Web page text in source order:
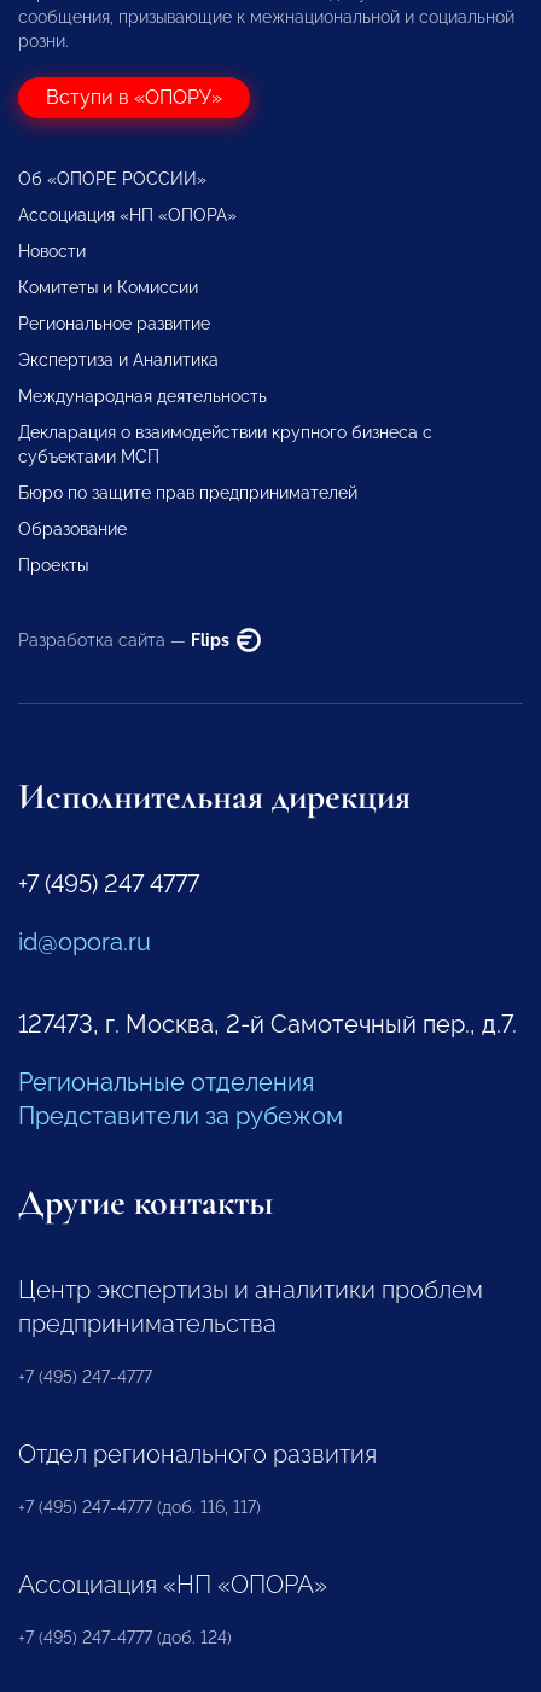
сообщения, призывающие к межнациональной и социальной
розни.
Вступи в «ОПОРУ»
Об «ОПОРЕ РОССИИ»
Ассоциация «НП «ОПОРА»
Новости
Комитеты и Комиссии
Региональное развитие
Экспертиза и Аналитика
Международная деятельность
Декларация о взаимодействии крупного бизнеса с
субъектами МСП
Бюро по защите прав предпринимателей
Образование
Проекты
Разработка сайта — Flips
Исполнительная дирекция
+7 (495) 247 4777
id@opora.ru
127473, г. Москва, 2-й Самотечный пер., д.7.
Региональные отделения
Представители за рубежом
Другие контакты
Центр экспертизы и аналитики проблем
предпринимательства
+7 (495) 247-4777
Отдел регионального развития
+7 (495) 247-4777 (доб. 116, 117)
Ассоциация «НП «ОПОРА»
+7 (495) 247-4777 (доб. 124)